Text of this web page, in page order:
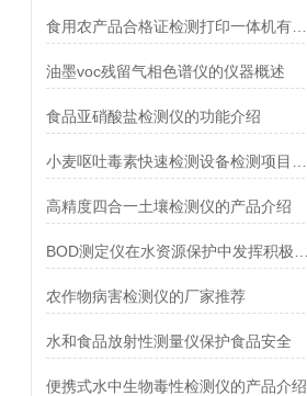
油墨voc残留气相色谱仪的仪器概述
食品亚硝酸盐检测仪的功能介绍
高精度四合一土壤检测仪的产品介绍
农作物病害检测仪的厂家推荐
水和食品放射性测量仪保护食品安全
便携式水中生物毒性检测仪的产品介绍